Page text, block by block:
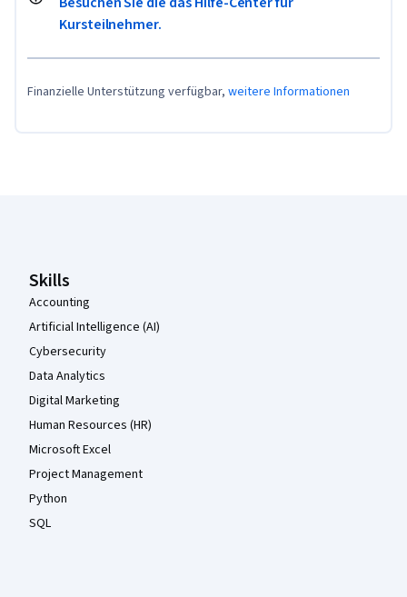
Kursteilnehmer.
Finanzielle Unterstützung verfügbar, weitere Informationen
Skills
Accounting
Artificial Intelligence (AI)
Cybersecurity
Data Analytics
Digital Marketing
Human Resources (HR)
Microsoft Excel
Project Management
Python
SQL